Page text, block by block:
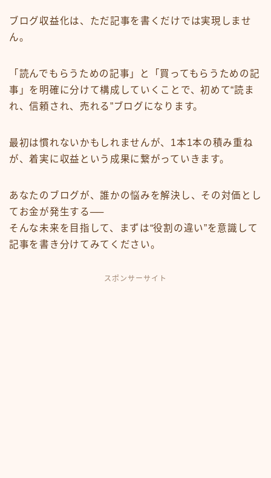
ブログ収益化は、ただ記事を書くだけでは実現しませ
ん。
「読んでもらうための記事」と「買ってもらうための記
事」を明確に分けて構成していくことで、初めて“読ま
れ、信頼され、売れる”ブログになります。
最初は慣れないかもしれませんが、1本1本の積み重ね
が、着実に収益という成果に繋がっていきます。
あなたのブログが、誰かの悩みを解決し、その対価とし
てお金が発生する──
そんな未来を目指して、まずは“役割の違い”を意識して
記事を書き分けてみてください。
スポンサーサイト